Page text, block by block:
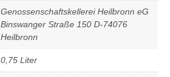
Genossenschaftskellerei Heilbronn eG
Binswanger Straße 150 D-74076
Heilbronn
0,75 Liter